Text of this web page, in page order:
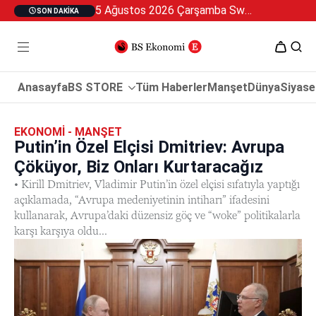
SON DAKIKA 5 Ağustos 2026 Çarşamba Swan Özel 2
AnasayfaBS STORE Tüm HaberlerManşetDünya
EKONOMI - MANŞET
Putin’in Özel Elçisi Dmitriev: Avrupa
Çöküyor, Biz Onları Kurtaracağız
• Kirill Dmitriev, Vladimir Putin’in özel elçisi sıfatıyla yaptığı
açıklamada, “Avrupa medeniyetinin intiharı” ifadesini
kullanarak, Avrupa’daki düzensiz göç ve “woke” politikalarla
karşı karşıya oldu...